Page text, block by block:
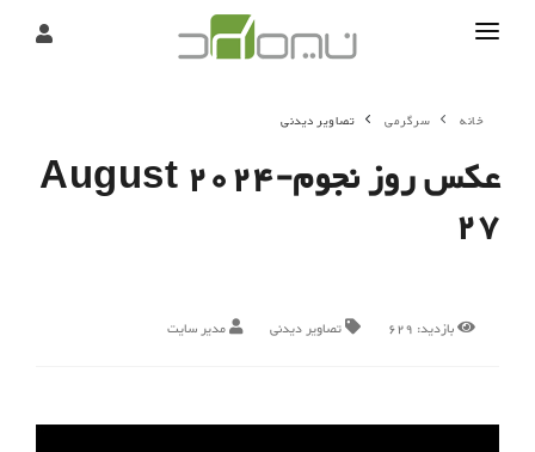
درباره
تحریریه
خانه سرگرمی تصاویر دیدنی
عکس روز نجوم-2024 August
27
بازدید: 629 تصاویر دیدنی مدیر سایت